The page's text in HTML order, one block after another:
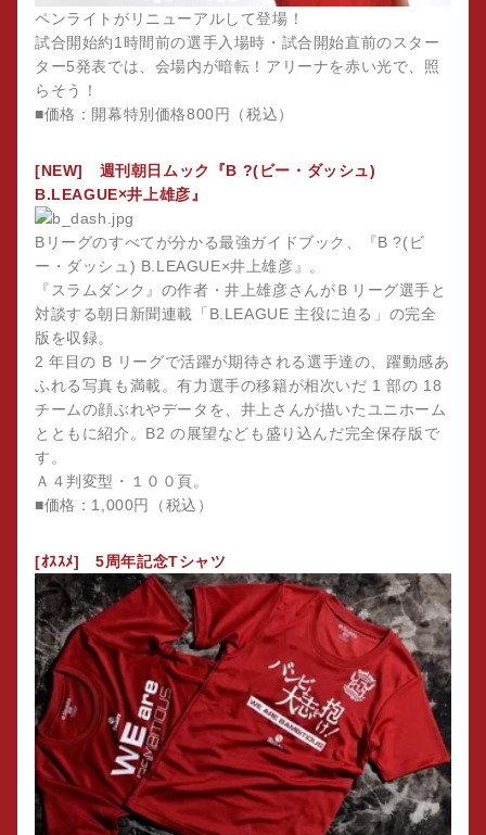
ペンライトがリニューアルして登場！
試合開始約1時間前の選手入場時・試合開始直前のスター
ター5発表では、会場内が暗転！アリーナを赤い光で、照
らそう！
■価格：開幕特別価格800円（税込）
[NEW] 週刊朝日ムック『B ?(ビー・ダッシュ)
B.LEAGUE×井上雄彦』
Bリーグのすべてが分かる最強ガイドブック、『B ?(ビ
ー・ダッシュ) B.LEAGUE×井上雄彦』。
『スラムダンク』の作者・井上雄彦さんがＢリーグ選手と
対談する朝日新聞連載「B.LEAGUE 主役に迫る」の完全
版を収録。
2 年目の B リーグで活躍が期待される選手達の、躍動感あ
ふれる写真も満載。有力選手の移籍が相次いだ 1 部の 18
チームの顔ぶれやデータを、井上さんが描いたユニホーム
とともに紹介。B2 の展望なども盛り込んだ完全保存版で
す。
Ａ４判変型・１００頁。
■価格：1,000円（税込）
[ｵｽｽﾒ] 5周年記念Tシャツ